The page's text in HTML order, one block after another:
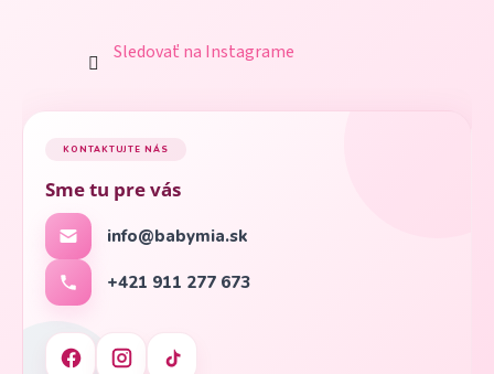
Sledovať na Instagrame
KONTAKTUJTE NÁS
Sme tu pre vás
info@babymia.sk
+421 911 277 673